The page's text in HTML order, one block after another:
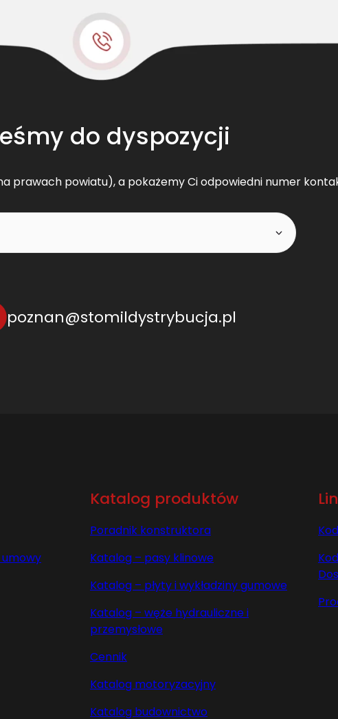
do dyspozycji
prawach powiatu), a pokażemy Ci odpowiedni numer
poznan@stomildystrybucja.pl
Katalog produktów
Poradnik konstruktora
Katalog – pasy klinowe
Katalog – płyty i wykładziny gumowe
Katalog – węże hydrauliczne i
przemysłowe
Cennik
Katalog motoryzacyjny
Katalog budownictwo